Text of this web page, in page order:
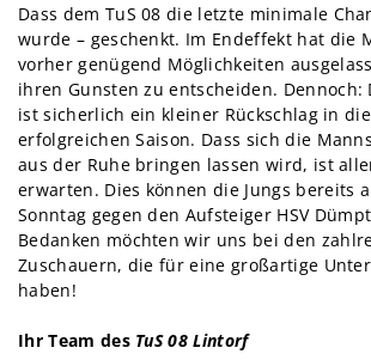
Dass dem TuS 08 die letzte minimale
wurde – geschenkt. Im Endeffekt hat die
vorher genügend Möglichkeiten
ihren Gunsten zu entscheiden. Dennoch:
ist sicherlich ein kleiner Rückschlag in
erfolgreichen Saison. Dass sich die
aus der Ruhe bringen lassen wird, ist
erwarten. Dies können die Jungs bereits
Sonntag gegen den Aufsteiger HSV
Bedanken möchten wir uns bei den
Zuschauern, die für eine großartige
haben!
Ihr Team des TuS 08 Lintorf